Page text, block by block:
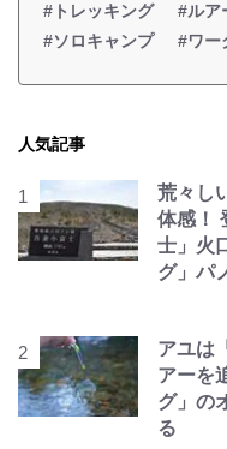
#トレッキング
#ルア
#ソロキャンプ
#ワー
人気記事
荒々し
体感！
士」火
グ」パ
アユは
アーを
グ」の
る